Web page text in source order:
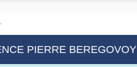
PIERRE BEREGOVOY